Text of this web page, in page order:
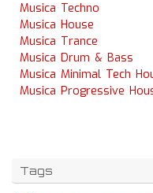
Musica Techno
Musica House
Musica Trance
Musica Drum & Bass
Musica Minimal Tech
Musica Progressive
Tags